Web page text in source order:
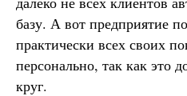
базу. А вот предприятие
практически всех своих
персонально, так как это
круг.